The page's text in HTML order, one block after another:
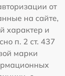
от
на сайте,
характер и
п. 2 ст. 437
марки